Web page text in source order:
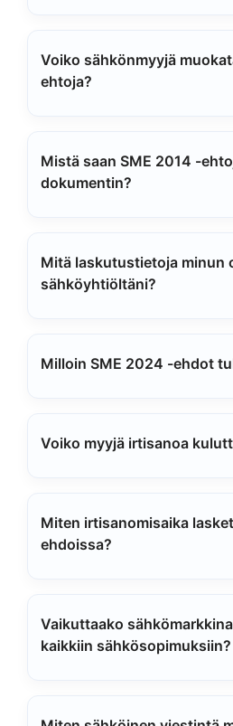
Voiko sähkönmyyjä
ehtoja?
Mistä saan SME 2014 -
dokumentin?
Mitä laskutustietoja minun
sähköyhtiöltäni?
Milloin SME 2024 -ehdot
Voiko myyjä irtisanoa
Miten irtisanomisaika
ehdoissa?
Vaikuttaako
kaikkiin sähkösopimuksiin?